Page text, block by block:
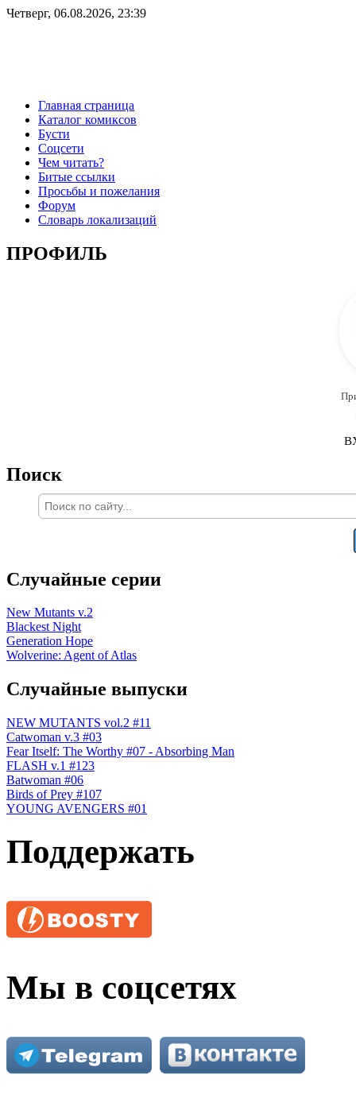
Четверг, 06.08.2026, 23:39
Главная страница
Каталог комиксов
Бусти
Соцсети
Чем читать?
Битые ссылки
Просьбы и пожелания
Форум
Словарь локализаций
ПРОФИЛЬ
Поиск
Случайные серии
New Mutants v.2
Blackest Night
Generation Hope
Wolverine: Agent of Atlas
Случайные выпуски
NEW MUTANTS vol.2 #11
Catwoman v.3 #03
Fear Itself: The Worthy #07 - Absorbing Man
FLASH v.1 #123
Batwoman #06
Birds of Prey #107
YOUNG AVENGERS #01
Поддержать
Мы в соцсетях